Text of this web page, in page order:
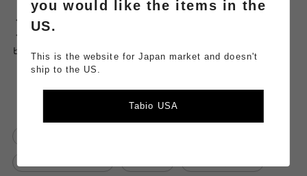
・チクチク感のないソフトな超極細ラメ糸を使用
・薄手なのでパンプスやバレエシューズ、きれいめサンダルにも
ピッタリ！
you would like the items in the
US.
This is the website for Japan market and doesn't
ship to the US.
Tabio USA